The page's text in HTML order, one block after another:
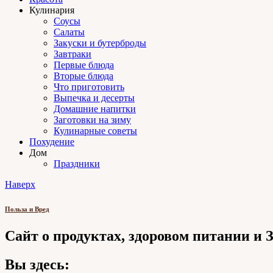
Кулинария
Соусы
Салаты
Закуски и бутерброды
Завтраки
Первые блюда
Вторые блюда
Что приготовить
Выпечка и десерты
Домашние напитки
Заготовки на зиму
Кулинарные советы
Похудение
Дом
Праздники
Наверх
Польза и Вред
Сайт о продуктах, здоровом питании
Вы здесь: